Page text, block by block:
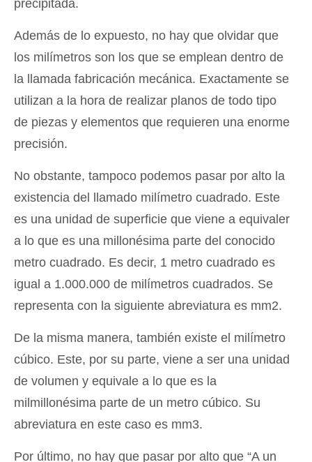
precipitada.
Además de lo expuesto, no hay que olvidar que
los milímetros son los que se emplean dentro de
la llamada fabricación mecánica. Exactamente se
utilizan a la hora de realizar planos de todo tipo
de piezas y elementos que requieren una enorme
precisión.
No obstante, tampoco podemos pasar por alto la
existencia del llamado milímetro cuadrado. Este
es una unidad de superficie que viene a equivaler
a lo que es una millonésima parte del conocido
metro cuadrado. Es decir, 1 metro cuadrado es
igual a 1.000.000 de milímetros cuadrados. Se
representa con la siguiente abreviatura es mm2.
De la misma manera, también existe el milímetro
cúbico. Este, por su parte, viene a ser una unidad
de volumen y equivale a lo que es la
milmillonésima parte de un metro cúbico. Su
abreviatura en este caso es mm3.
Por último, no hay que pasar por alto que “A un